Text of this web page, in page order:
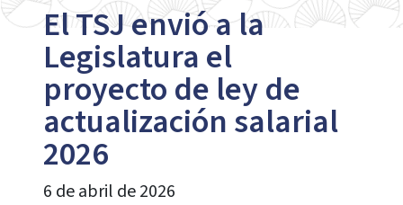
El TSJ envió a la
Legislatura el
proyecto de ley de
actualización salarial
2026
6 de abril de 2026